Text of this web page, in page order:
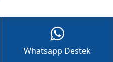
Whatsapp Destek